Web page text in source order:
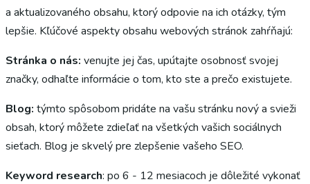
a aktualizovaného obsahu, ktorý odpovie na ich otázky, tým
lepšie. Kľúčové aspekty obsahu webových stránok zahŕňajú:
Stránka o nás: venujte jej čas, upútajte osobnosť svojej
značky, odhaľte informácie o tom, kto ste a prečo existujete.
Blog: týmto spôsobom pridáte na vašu stránku nový a svieži
obsah, ktorý môžete zdieľať na všetkých vašich sociálnych
sieťach. Blog je skvelý pre zlepšenie vašeho SEO.
Keyword research: po 6 - 12 mesiacoch je dôležité vykonať